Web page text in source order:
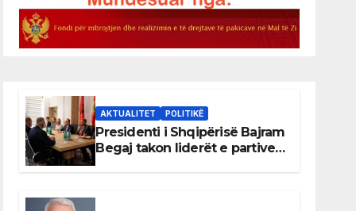
AKTUALITET POLITIKË
Presidenti i Shqipërisë Bajram
Begaj takon liderët e partive